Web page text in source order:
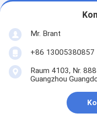
Mr. Brant
+86 13005380857
Raum 4103, Nr.
Guangzhou